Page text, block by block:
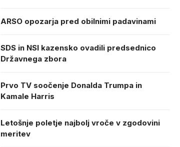
ARSO opozarja pred obilnimi padavinami
SDS in NSI kazensko ovadili predsednico
Državnega zbora
Prvo TV soočenje Donalda Trumpa in
Kamale Harris
Letošnje poletje najbolj vroče v zgodovini
meritev